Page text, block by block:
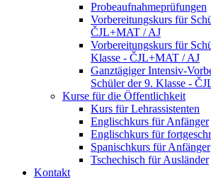
Probeaufnahmeprüfungen
Vorbereitungskurs für
ČJL+MAT / AJ
Vorbereitungskurs für
Klasse - ČJL+MAT / AJ
Ganztägiger Intensiv-
Schüler der 9. Klasse -
Kurse für die Öffentlichkeit
Kurs für Lehrassistenten
Englischkurs für Anfänger
Englischkurs für
Spanischkurs für Anfänger
Tschechisch für Ausländer
Kontakt